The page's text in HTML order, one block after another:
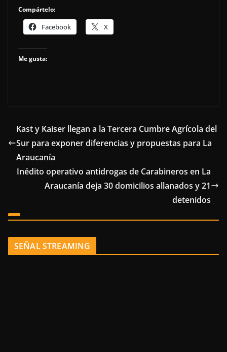
Compártelo:
Facebook X
Me gusta:
Kast y Kaiser llegan a la Tercera Cumbre Agrícola del
Sur para exponer diferencias y propuestas para La
Araucanía
Inédito operativo antidrogas de Carabineros en La
Araucanía deja 30 domicilios allanados y 21
detenidos
SEÑAL STREAMING